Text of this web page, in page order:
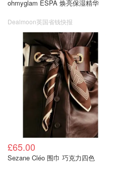
ohmyglam ESPA 焕亮保湿精华
Dealmoon英国省钱快报
£65.00
Sezane Cléo 围巾 巧克力四色